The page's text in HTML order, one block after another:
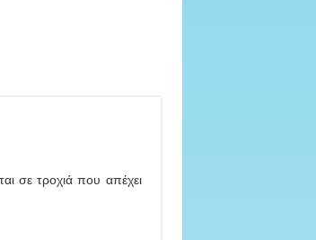
σε τροχιά που απέχει